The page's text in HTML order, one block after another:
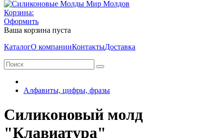
Корзина:
Оформить
Ваша корзина пуста
КаталогО компанииКонтактыДоставка
Алфавиты, цифры, фразы
Силиконовый молд
"Клавиатура"